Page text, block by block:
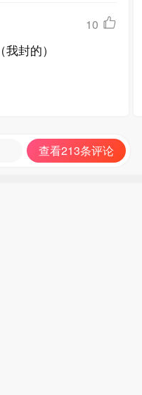
10
封的）
查看213条评论